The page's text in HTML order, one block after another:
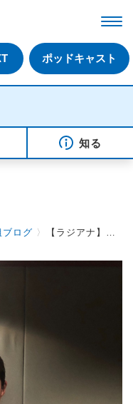
ポッドキャスト
知る
ブログ 〉 【ラジアナ】今週もアナリンピック【月曜日】